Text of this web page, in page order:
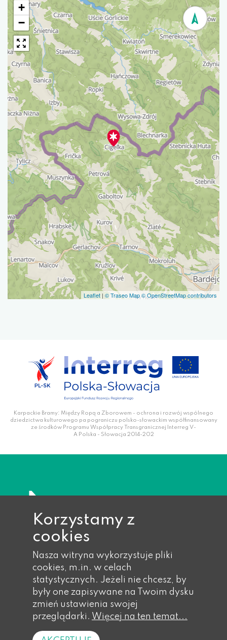
+
−
Leaflet | © Traseo Map© OpenStreetMap contributors
Karpackie Bramy: Między Ropą a Zborowem - ochrona i rozwój wspólnego
dziedzictwa kulturowego pa pograniczu polsko-słowackim współfinansowany
ze środków Programu Współpracy Transgranicznej Interreg V-
A Polska - Słowacja 2014-202
Korzystamy z
cookies
Nasza witryna wykorzystuje pliki
cookies, m.in. w celach
statystycznych. Jeżeli nie chcesz, by
były one zapisywane na Twoim dysku
zmień ustawienia swojej
przeglądarki. Więcej na ten temat...